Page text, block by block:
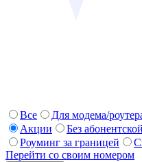
Все Для модема/
Акции
Без
Роуминг за границей
Перейти со своим номером